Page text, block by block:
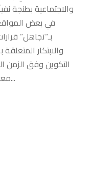
والاجتماعية بطنجة
في بعض المواقع
بـ“تجاهل”
والابتكار
التكوين وفق الزمن
معطيات مغلوطة وغير دقيقة. وتوضح...